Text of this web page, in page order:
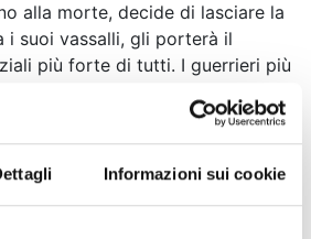
Informazioni sui cookie
alla morte, decide di lasciare la
i suoi vassalli, gli porterà il
più forte di tutti. I guerrieri più
colpi che decreterà una volta per
e consegnerà lo scettro del
suo sostenitore... Che il Tenkaichi